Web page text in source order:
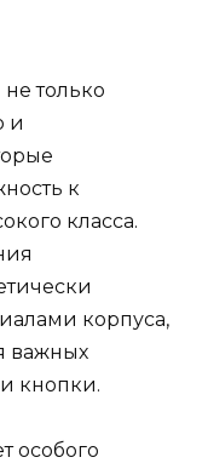
только
и
к
класса.
корпуса,
важных
кнопки.
особого